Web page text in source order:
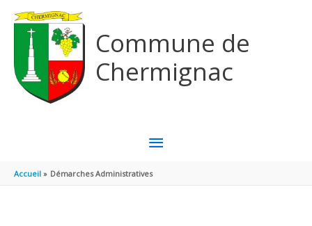
Commune de
Chermignac
MENU
PRINCIPAL
Accueil Démarches Administratives